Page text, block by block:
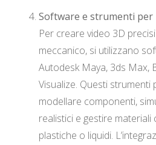
Software e strumenti per
Per creare video 3D
meccanico, si utilizzano
Autodesk Maya, 3ds Max,
Visualize. Questi
modellare componenti,
realistici e gestire materiali
plastiche o liquidi.